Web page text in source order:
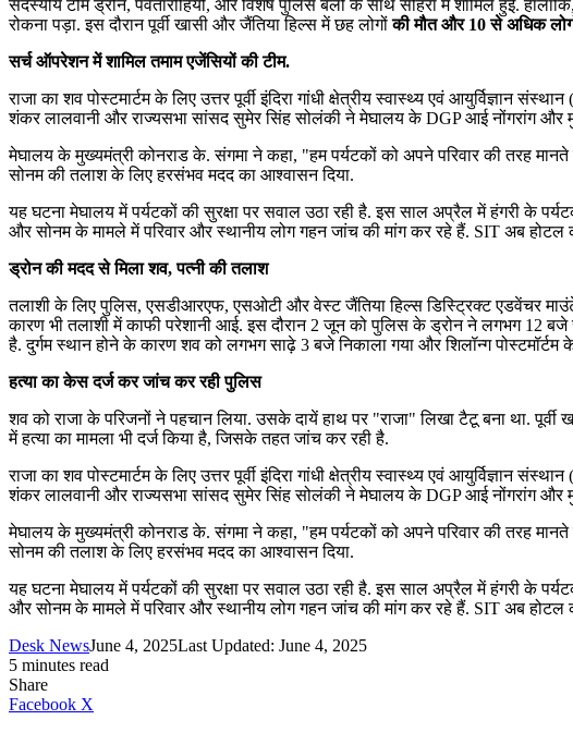
सदस्यीय टीम ड्रोन, पर्वतारोहियों, और विशेष पुलिस बलों के साथ सोहरा में शामिल हुई.
रोकना पड़ा. इस दौरान पूर्वी खासी और जैंतिया हिल्स में छह लोगोंकी मौत और 10 से अधिक
सर्च ऑपरेशन में शामिल तमाम एजेंसियों की टीम.
राजा का शव पोस्टमार्टम के लिए उत्तर पूर्वी इंदिरा गांधी क्षेत्रीय स्वास्थ्य एवं आयुर्विज्ञान
शंकर लालवानी और राज्यसभा सांसद सुमेर सिंह सोलंकी ने मेघालय के DGP आई नोंगरांग और
मेघालय के मुख्यमंत्री कोनराड के. संगमा ने कहा, "हम पर्यटकों को अपने परिवार की तरह
सोनम की तलाश के लिए हरसंभव मदद का आश्वासन दिया.
यह घटना मेघालय में पर्यटकों की सुरक्षा पर सवाल उठा रही है. इस साल अप्रैल में हंगरी के
और सोनम के मामले में परिवार और स्थानीय लोग गहन जांच की मांग कर रहे हैं. SIT अब
ड्रोन की मदद से मिला शव, पत्नी की तलाश
तलाशी के लिए पुलिस, एसडीआरएफ, एसओटी और वेस्ट जैंतिया हिल्स डिस्ट्रिक्ट एडवेंचर
कारण भी तलाशी में काफी परेशानी आई. इस दौरान 2 जून को पुलिस के ड्रोन ने लगभग 12 बजे
है. दुर्गम स्थान होने के कारण शव को लगभग साढ़े 3 बजे निकाला गया और शिलॉन्ग पोस्टमॉर्टम
हत्या का केस दर्ज कर जांच कर रही पुलिस
शव को राजा के परिजनों ने पहचान लिया. उसके दायें हाथ पर "राजा" लिखा टैटू बना था.
में हत्या का मामला भी दर्ज किया है, जिसके तहत जांच कर रही है.
राजा का शव पोस्टमार्टम के लिए उत्तर पूर्वी इंदिरा गांधी क्षेत्रीय स्वास्थ्य एवं आयुर्विज्ञान
शंकर लालवानी और राज्यसभा सांसद सुमेर सिंह सोलंकी ने मेघालय के DGP आई नोंगरांग और
मेघालय के मुख्यमंत्री कोनराड के. संगमा ने कहा, "हम पर्यटकों को अपने परिवार की तरह
सोनम की तलाश के लिए हरसंभव मदद का आश्वासन दिया.
यह घटना मेघालय में पर्यटकों की सुरक्षा पर सवाल उठा रही है. इस साल अप्रैल में हंगरी के
और सोनम के मामले में परिवार और स्थानीय लोग गहन जांच की मांग कर रहे हैं. SIT अब
Desk NewsJune 4, 2025Last Updated: June 4, 2025
5 minutes read
Share
Facebook X